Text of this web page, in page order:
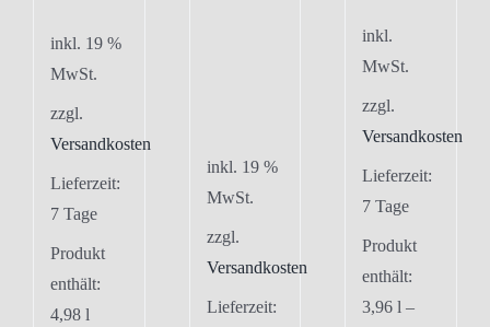
inkl. 19 %
MwSt.
zzgl.
Versandkosten
Lieferzeit:
7 Tage
Produkt
enthält:
4,98 l
inkl. 19 %
MwSt.
zzgl.
Versandkosten
Lieferzeit:
inkl.
MwSt.
zzgl.
Versandkosten
Lieferzeit:
7 Tage
Produkt
enthält:
3,96l –